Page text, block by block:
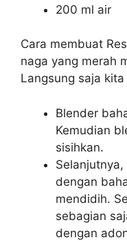
200 ml air
Cara membuat
naga yang merah
Langsung saja
Blender
Kemudian
sisihkan.
dengan
mendidih.
sebagian
dengan